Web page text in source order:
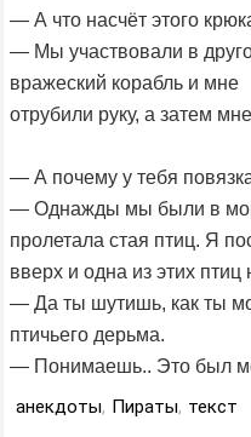
— А что насчёт этого
— Мы участвовали в
вражеский корабль и мне
отрубили руку, а затем
— А почему у тебя
— Однажды мы были в
пролетала стая птиц. Я
вверх и одна из этих
— Да ты шутишь, как ты
птичьего дерьма.
— Понимаешь.. Это был
анекдоты, Пираты, текст